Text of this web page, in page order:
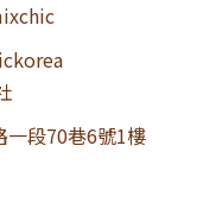
一段70巷6號1樓